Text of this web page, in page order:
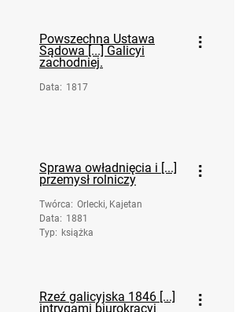
Powszechna Ustawa
Sądowa [...] Galicyi
zachodniej.
Data: 1817
Sprawa owładnięcia i [...]
przemysł rolniczy
Twórca: Orlecki, Kajetan
Data: 1881
Typ: książka
Rzeź galicyjska 1846 [...]
intrygami biurokracyi